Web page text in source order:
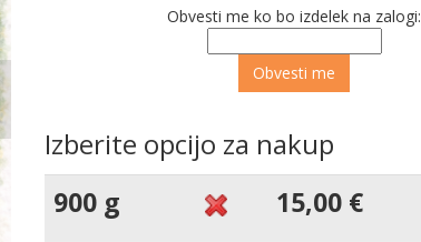
Obvesti me ko bo izdelek na zalogi:
Izberite opcijo za nakup
900 g 15,00 €